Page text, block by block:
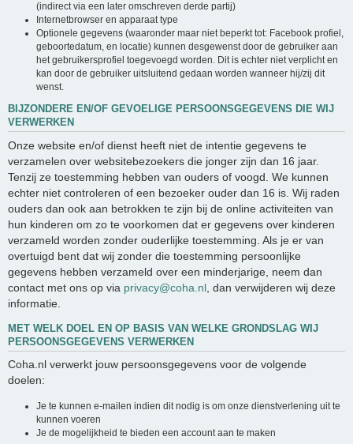
(indirect via een later omschreven derde partij)
Internetbrowser en apparaat type
Optionele gegevens (waaronder maar niet beperkt tot: Facebook profiel,
geboortedatum, en locatie) kunnen desgewenst door de gebruiker aan
het gebruikersprofiel toegevoegd worden. Dit is echter niet verplicht en
kan door de gebruiker uitsluitend gedaan worden wanneer hij/zij dit
wenst.
BIJZONDERE EN/OF GEVOELIGE PERSOONSGEGEVENS DIE WIJ
VERWERKEN
Onze website en/of dienst heeft niet de intentie gegevens te
verzamelen over websitebezoekers die jonger zijn dan 16 jaar.
Tenzij ze toestemming hebben van ouders of voogd. We kunnen
echter niet controleren of een bezoeker ouder dan 16 is. Wij raden
ouders dan ook aan betrokken te zijn bij de online activiteiten van
hun kinderen om zo te voorkomen dat er gegevens over kinderen
verzameld worden zonder ouderlijke toestemming. Als je er van
overtuigd bent dat wij zonder die toestemming persoonlijke
gegevens hebben verzameld over een minderjarige, neem dan
contact met ons op via privacy@coha.nl , dan verwijderen wij deze
informatie.
MET WELK DOEL EN OP BASIS VAN WELKE GRONDSLAG WIJ
PERSOONSGEGEVENS VERWERKEN
Coha.nl verwerkt jouw persoonsgegevens voor de volgende
doelen:
Je te kunnen e-mailen indien dit nodig is om onze dienstverlening uit te
kunnen voeren
Je de mogelijkheid te bieden een account aan te maken